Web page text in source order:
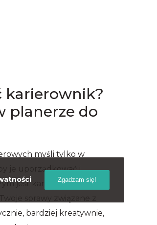
karierownik?
planerze do
myśli tylko w
je uporządkować i
jest karierownik?
bardziej kreatywnie,
Zgadzam się!